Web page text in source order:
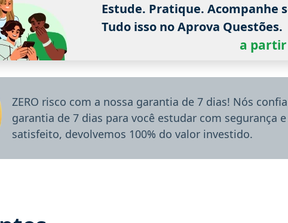
Estude. Pratique. Acompanhe
Tudo isso no Aprova Questões.
a partir
ZERO risco com a nossa garantia de 7 dias! Nós
garantia de 7 dias para você estudar com segurança
satisfeito, devolvemos 100% do valor investido.